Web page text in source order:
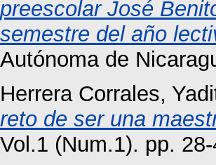
preescolar José
semestre del año
Autónoma de
Herrera Corrales,
reto de ser una
Vol.1 (Num.1). pp.